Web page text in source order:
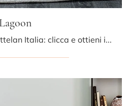
Lagoon
Tavolino Lagoon di Cattelan Italia: clicca e ottieni informazioni sui Complementi e tavolini moderni in vetro del noto e rinomato brand!